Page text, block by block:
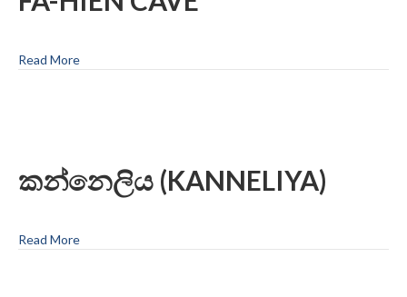
Read More
කන්නෙලිය (KANNELIYA)
Read More